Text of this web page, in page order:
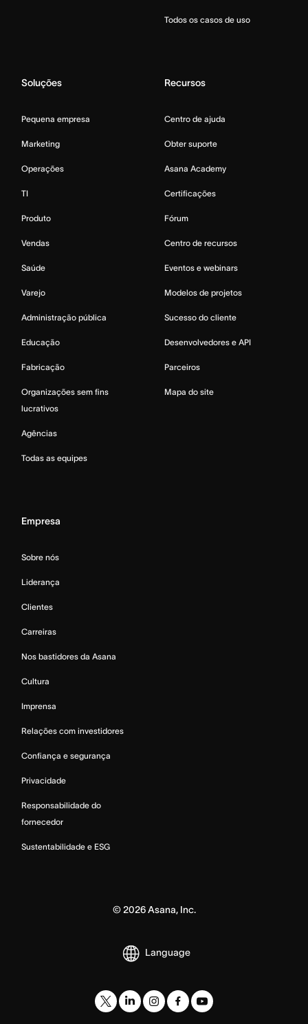
Todos os casos de uso
Soluções
Pequena empresa
Marketing
Operações
TI
Produto
Vendas
Saúde
Varejo
Administração pública
Educação
Fabricação
Organizações sem fins
lucrativos
Agências
Todas as equipes
Recursos
Centro de ajuda
Obter suporte
Asana Academy
Certificações
Fórum
Centro de recursos
Eventos e webinars
Modelos de projetos
Sucesso do cliente
Desenvolvedores e API
Parceiros
Mapa do site
Empresa
Sobre nós
Liderança
Clientes
Carreiras
Nos bastidores da Asana
Cultura
Imprensa
Relações com investidores
Confiança e segurança
Privacidade
Responsabilidade do
fornecedor
Sustentabilidade e ESG
© 2026Asana, Inc.
Language